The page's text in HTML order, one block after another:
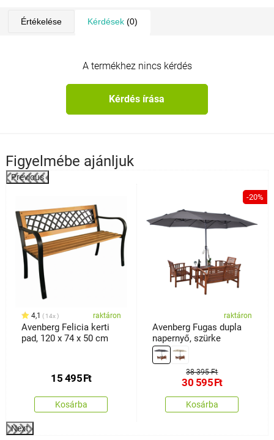
Értékelése Kérdések(0)
A termékhez nincs kérdés
Kérdés írása
Figyelmébe ajánljuk
Previous
4,1 14x raktáron
Avenberg Felicia kerti
pad, 120 x 74 x 50 cm
15 495Ft
Kosárba
-20%
raktáron
Avenberg Fugas dupla
napernyő, szürke
38 395 Ft
30 595Ft
Kosárba
Next